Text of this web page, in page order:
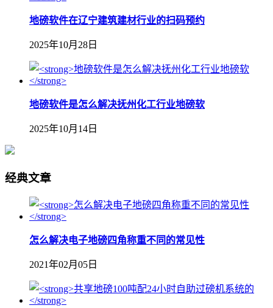
地磅软件在辽宁建筑建材行业的扫码预约
2025年10月28日
地磅软件是怎么解决抚州化工行业地磅软
2025年10月14日
经典文章
怎么解决电子地磅四角称重不同的常见性
2021年02月05日